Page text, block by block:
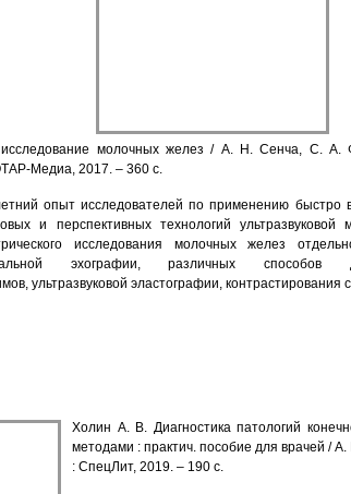
исследование молочных желез / А. Н. Сенча, С.
Медиа, 2017. – 360 с.
опыт исследователей по применению быстро
и перспективных технологий
исследования молочных желез
эхографии, различных способов
ультразвуковой эластографии, контрастирования
Холин А. В. Диагностика патологий
методами : практич. пособие для врачей /
: СпецЛит, 2019. – 190 с.